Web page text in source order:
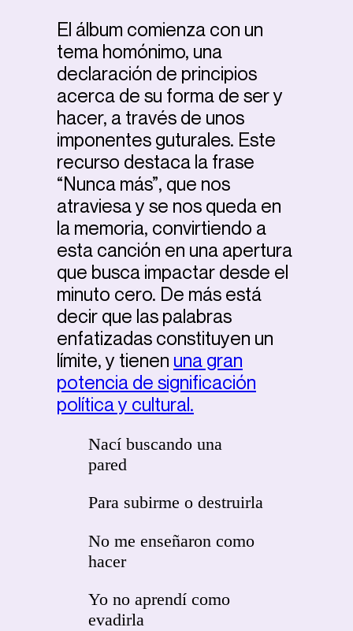
El álbum comienza con un
tema homónimo, una
declaración de principios
acerca de su forma de ser y
hacer, a través de unos
imponentes guturales. Este
recurso destaca la frase
“Nunca más”, que nos
atraviesa y se nos queda en
la memoria, convirtiendo a
esta canción en una apertura
que busca impactar desde el
minuto cero. De más está
decir que las palabras
enfatizadas constituyen un
límite, y tienen una gran
potencia de significación
política y cultural.
Nací buscando una
pared
Para subirme o destruirla
No me enseñaron como
hacer
Yo no aprendí como
evadirla